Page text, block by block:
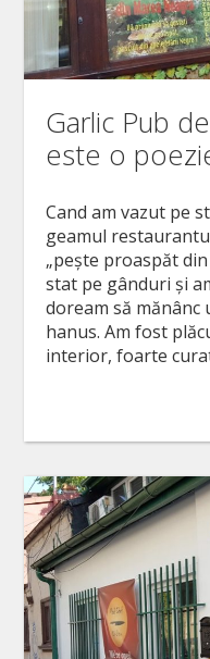
Garlic Pub
este o
Cand am vazut pe
geamul
„pește proaspăt
stat pe gânduri și
doream să mănânc
hanus. Am fost
interior, foarte